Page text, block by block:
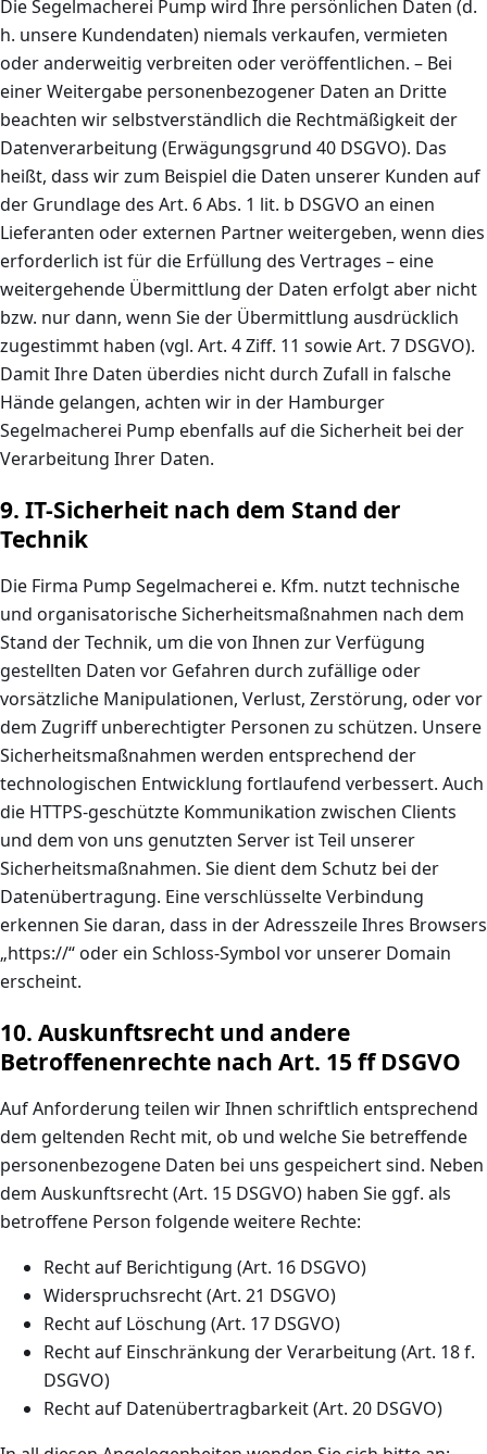
Die Segelmacherei Pump wird Ihre persönlichen Daten (d.
h. unsere Kundendaten) niemals verkaufen, vermieten
oder anderweitig verbreiten oder veröffentlichen. – Bei
einer Weitergabe personenbezogener Daten an Dritte
beachten wir selbstverständlich die Rechtmäßigkeit der
Datenverarbeitung (Erwägungsgrund 40 DSGVO). Das
heißt, dass wir zum Beispiel die Daten unserer Kunden auf
der Grundlage des Art. 6 Abs. 1 lit. b DSGVO an einen
Lieferanten oder externen Partner weitergeben, wenn dies
erforderlich ist für die Erfüllung des Vertrages – eine
weitergehende Übermittlung der Daten erfolgt aber nicht
bzw. nur dann, wenn Sie der Übermittlung ausdrücklich
zugestimmt haben (vgl. Art. 4 Ziff. 11 sowie Art. 7 DSGVO).
Damit Ihre Daten überdies nicht durch Zufall in falsche
Hände gelangen, achten wir in der Hamburger
Segelmacherei Pump ebenfalls auf die Sicherheit bei der
Verarbeitung Ihrer Daten.
9. IT-Sicherheit nach dem Stand der
Technik
Die Firma Pump Segelmacherei e. Kfm. nutzt technische
und organisatorische Sicherheitsmaßnahmen nach dem
Stand der Technik, um die von Ihnen zur Verfügung
gestellten Daten vor Gefahren durch zufällige oder
vorsätzliche Manipulationen, Verlust, Zerstörung, oder vor
dem Zugriff unberechtigter Personen zu schützen. Unsere
Sicherheitsmaßnahmen werden entsprechend der
technologischen Entwicklung fortlaufend verbessert. Auch
die HTTPS-geschützte Kommunikation zwischen Clients
und dem von uns genutzten Server ist Teil unserer
Sicherheitsmaßnahmen. Sie dient dem Schutz bei der
Datenübertragung. Eine verschlüsselte Verbindung
erkennen Sie daran, dass in der Adresszeile Ihres Browsers
„https://“ oder ein Schloss-Symbol vor unserer Domain
erscheint.
10. Auskunftsrecht und andere
Betroffenenrechte nach Art. 15 ff DSGVO
Auf Anforderung teilen wir Ihnen schriftlich entsprechend
dem geltenden Recht mit, ob und welche Sie betreffende
personenbezogene Daten bei uns gespeichert sind. Neben
dem Auskunftsrecht (Art. 15 DSGVO) haben Sie ggf. als
betroffene Person folgende weitere Rechte:
Recht auf Berichtigung (Art. 16 DSGVO)
Widerspruchsrecht (Art. 21 DSGVO)
Recht auf Löschung (Art. 17 DSGVO)
Recht auf Einschränkung der Verarbeitung (Art. 18 f.
DSGVO)
Recht auf Datenübertragbarkeit (Art. 20 DSGVO)